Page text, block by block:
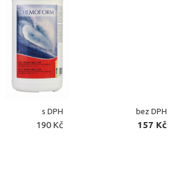
s DPH bez DPH
190 Kč 157 Kč